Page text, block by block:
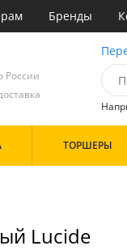
Бренды
России
ТОРШЕРЫ
Lucide